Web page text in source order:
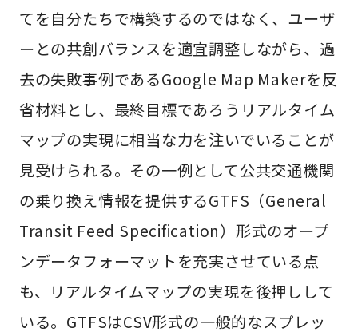
てを自分たちで構築するのではなく、ユーザ
ーとの共創バランスを適宜調整しながら、過
去の失敗事例であるGoogle Map Makerを反
省材料とし、最終目標であろうリアルタイム
マップの実現に相当な力を注いでいることが
見受けられる。その一例として公共交通機関
の乗り換え情報を提供するGTFS（General
Transit Feed Specification）形式のオープ
ンデータフォーマットを充実させている点
も、リアルタイムマップの実現を後押しして
いる。GTFSはCSV形式の一般的なスプレッ